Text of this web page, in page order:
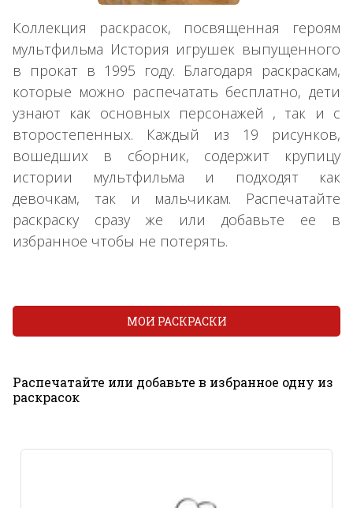
Коллекция раскрасок, посвященная героям
мультфильма История игрушек выпущенного
в прокат в 1995 году. Благодаря раскраскам,
которые можно распечатать бесплатно, дети
узнают как основных персонажей , так и с
второстепенных. Каждый из 19 рисунков,
вошедших в сборник, содержит крупицу
истории мультфильма и подходят как
девочкам, так и мальчикам. Распечатайте
раскраску сразу же или добавьте ее в
избранное чтобы не потерять.
Распечатайте или добавьте в избранное одну из
раскрасок
МОИ РАСКРАСКИ